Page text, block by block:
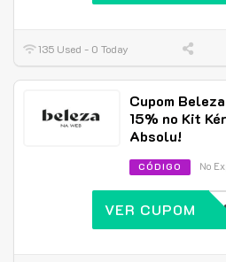
135 Used - 0 Today
Cupom
15% no Kit
Absolu!
CÓDIGO No
VER CUPOM